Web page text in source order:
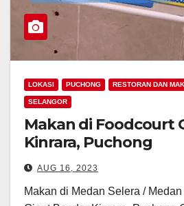
LOKASI PUCHONG RESTORAN DAN
SELANGOR
Makan di Foodcourt
Kinrara, Puchong
AUG 16, 2023
Makan di Medan Selera /